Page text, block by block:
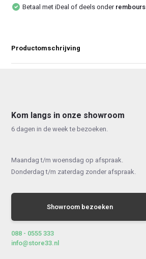
Betaal met iDeal of deels onderrembours
Productomschrijving
Kom langs in onze showroom
6 dagen in de week te bezoeken.
Maandag t/m woensdag op afspraak.
Donderdag t/m zaterdag zonder afspraak.
Showroom bezoeken
088 - 0555 333
info@store33.nl